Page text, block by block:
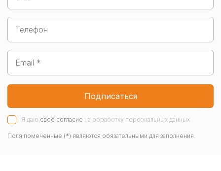
Подписаться
Я даю своё согласие на обработку персональных данных
Поля помеченные (*) являются обязательными для заполнения.